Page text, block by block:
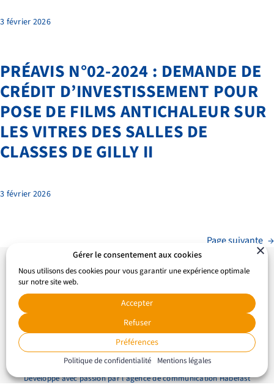
3 février 2026
PRÉAVIS N°02-2024 : DEMANDE DE
CRÉDIT D’INVESTISSEMENT POUR
POSE DE FILMS ANTICHALEUR SUR
LES VITRES DES SALLES DE
CLASSES DE GILLY II
3 février 2026
Page suivante →
© 2024 Enfance & Jeunesse |Mentions Légales|Recrutement
Bibliothèque|Contact
Développé avec passion par l’agence de communication Habefast
Gérer le consentement aux cookies
Nous utilisons des cookies pour vous garantir une expérience optimale
sur notre site web.
Accepter
Refuser
Préférences
Politique de confidentialité Mentions légales